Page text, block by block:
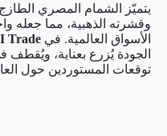
يتميّز الشمام المصري
وقشرته الذهبية، مما جعله
الأسواق العالمية. في Trade
الجودة يُزرع بعناية، ويُقطف
توقعات المستوردين حول